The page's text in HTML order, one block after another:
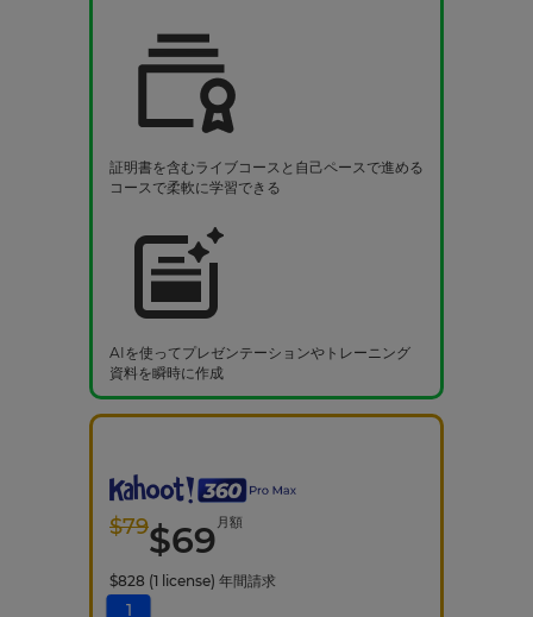
証明書を含むライブコースと自己ペースで進める
コースで柔軟に学習できる
AIを使ってプレゼンテーションやトレーニング
資料を瞬時に作成
$79$69 月額
$828 (1 license) 年間請求
1